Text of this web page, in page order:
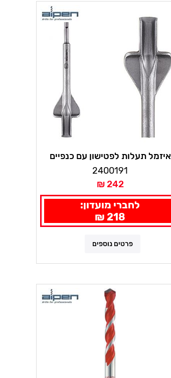
איזמל תעלות לפטישון עם כנפיים
ALPEN
2400191
242 ₪
לחברי מועדון:
218 ₪
פרטים נוספים